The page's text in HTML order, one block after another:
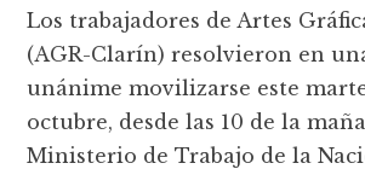
Los trabajadores de Artes
(AGR-Clarín) resolvieron en
unánime movilizarse este
octubre, desde las 10 de la
Ministerio de Trabajo de la